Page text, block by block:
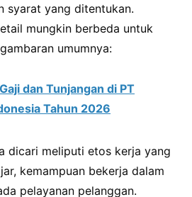
syarat yang ditentukan.
mungkin berbeda untuk
umumnya:
dan Tunjangan di PT
Tahun 2026
dicari meliputi etos kerja yang
kemampuan bekerja dalam
pelayanan pelanggan.